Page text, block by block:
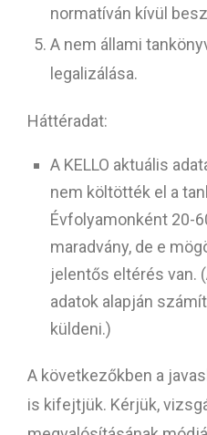
normatíván kívül
A nem állami
legalizálása.
Háttéradat:
A KELLO aktuális
nem költötték el a
Évfolyamonként 20-
maradvány, de e
jelentős eltérés van.
adatok alapján
küldeni.)
A következőkben a
is kifejtjük. Kérjük,